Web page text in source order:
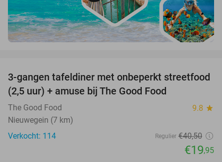
51%
3-gangen tafeldiner met onbeperkt streetfood
(2,5 uur) + amuse bij The Good Food
The Good Food 9.8 star
Nieuwegein (7 km)
Verkocht: 114
Regulier €40,50
€19,95